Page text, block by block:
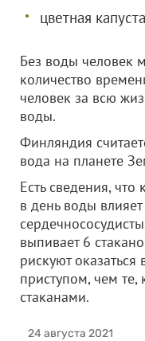
цветная
Без воды человек
количество
человек за всю
воды.
Финляндия
вода на планете
Есть сведения,
в день воды
выпивает 6
рискуют
приступом, чем те,
стаканами.
24 августа 2021